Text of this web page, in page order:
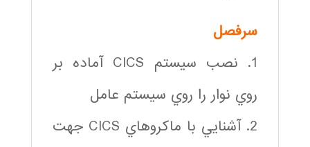
سرفصل
1. نصب سيستم CICS آماده بر
روي نوار را روي سيستم عامل
2. آشنايي با ماكرو‎هاي CICS جهت